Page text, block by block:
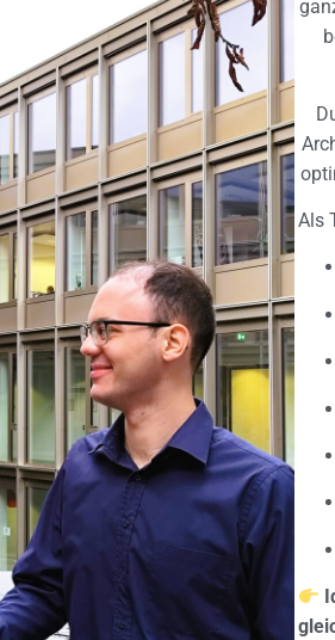
Als